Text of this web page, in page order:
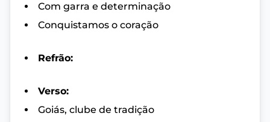
Com garra e determinação
Conquistamos o coração
Refrão:
Verso:
Goiás, clube de tradição